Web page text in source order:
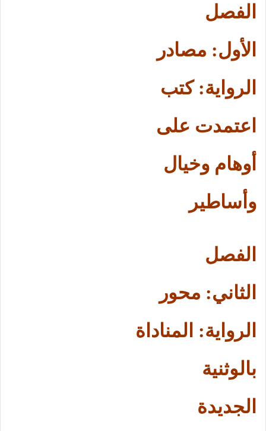
الفصل
الأول: مصادر
الرواية: كتب
اعتمدت على
أوهام وخيال
وأساطير
الفصل
الثاني: محور
الرواية: المناداة
بالوثنية
الجديدة